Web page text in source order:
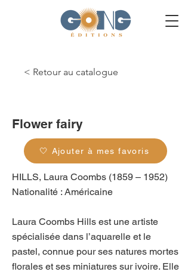
< Retour au catalogue
Flower fairy
🤍 Ajouter à mes favoris
HILLS, Laura Coombs (1859 – 1952)
Nationalité : Américaine
Laura Coombs Hills est une artiste
spécialisée dans l’aquarelle et le
pastel, connue pour ses natures mortes
florales et ses miniatures sur ivoire. Elle